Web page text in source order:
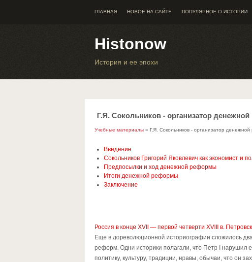
ГЛАВНАЯ НОВОЕ НА САЙТЕ ПОПУЛЯРНОЕ О ИСТОРИИ
Histonow
История и ее эпохи
Г.Я. Сокольников - организатор
Учебные материалы » Г.Я. Сокольников - организатор
Введение
Сокольников Григорий Яковлевич как экономист и
Предпосылки и ход денежной реформы
Итоги денежной реформы
Заключение
Россия в конце XVII — первой четверти ХVIII в.
Еще в дореволюционной историографии сложилось
реформ. Одни историки полагали, что Петр I нарушил
политику, культуру, традиции, нравы, обычаи, что он